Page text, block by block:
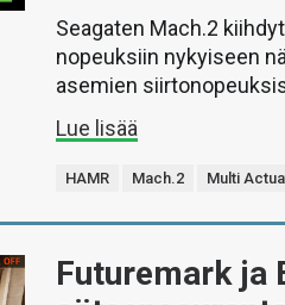
Seagaten Mach.2
nopeuksiin nykyiseen
asemien
Lue lisää
HAMR Mach.2 Multi
Futuremark ja